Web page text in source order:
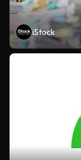
iStock